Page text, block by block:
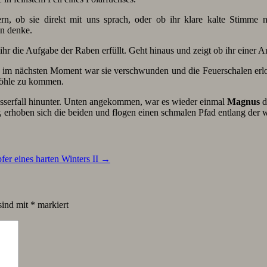
ob sie direkt mit uns sprach, oder ob ihr klare kalte
denke.
die Aufgabe der Raben erfüllt. Geht hinaus und zeigt ob ihr einer
nächsten Moment war sie verschwunden und die Feuerschalen
zu kommen.
hinunter. Unten angekommen, war es wieder einmal Magnus
sich die beiden und flogen einen schmalen Pfad entlang
eines harten Winters II →
mit * markiert